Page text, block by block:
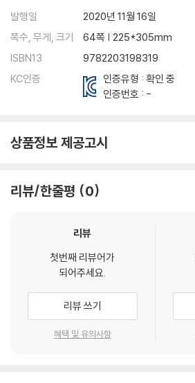
발행일
2020년 11월 16일
쪽수, 무게, 크기
64쪽 | 225*305mm
ISBN13
9782203198319
KC인증
인증유형 : 확인 중
인증번호 : -
상품정보 제공고시
리뷰/한줄평 0
리뷰
첫번째 리뷰어가
되어주세요.
리뷰 쓰기
혜택 및 유의사항